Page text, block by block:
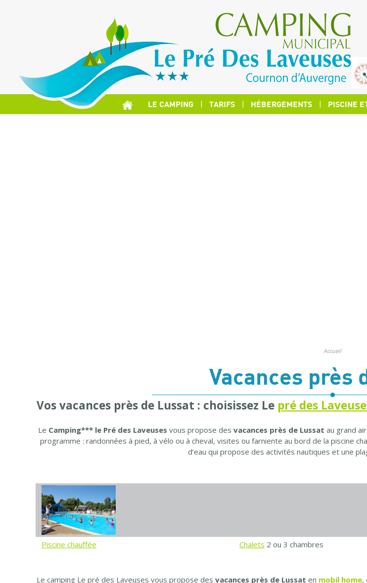
LE CAMPING TARIFS HÉBERGEMENTS PISCINE
Accueil
Vacances près
Vos vacances près de Lussat : choisissez Le pré des
Le Camping*** le Pré des Laveuses vous propose des vacances près de Lussat au grand
programme : randonnées à pied, à vélo ou à cheval, visites ou farniente au bord de la piscine
d’eau qui propose des activités nautiques et une
Piscine chauffée Chalets 2 ou 3 chambres
Le camping Le pré des Laveuses vous propose des vacances près de Lussat en mobil home,